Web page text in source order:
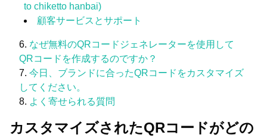
to chiketto hanbai)
顧客サービスとサポート
なぜ無料のQRコードジェネレーターを使用して
QRコードを作成するのですか？
今日、ブランドに合ったQRコードをカスタマイズ
してください。
よく寄せられる質問
カスタマイズされたQRコードがどの